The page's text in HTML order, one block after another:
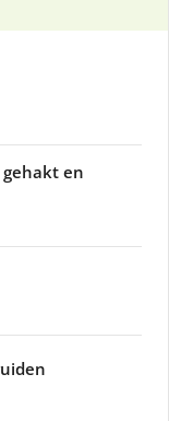
en